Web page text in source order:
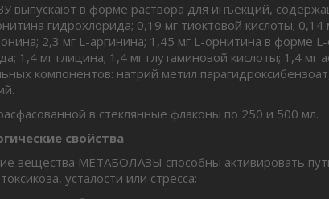
выпускают в форме раствора для инъекций,
гидрохлорида; 0,19 мг тиоктовой кислоты;
2,3 мг L-аргинина; 1,45 мг L-орнитина в форме
1,4 мг глицина; 1,4 мг глутаминовой кислоты; 1,4 мг
компонентов: натрий метил
в стеклянные флаконы по 250 и 500 мл.
свойства
вещества МЕТАБОЛАЗЫ способны активировать
усталости или стресса: